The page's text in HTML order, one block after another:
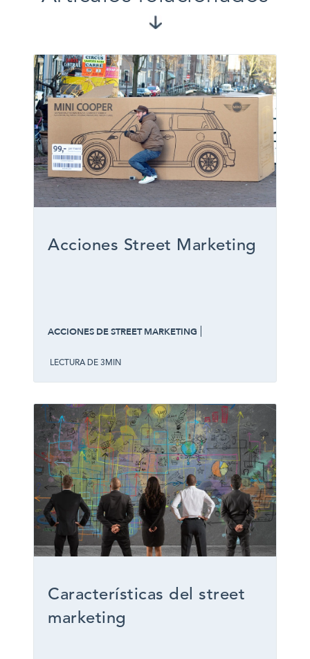
Acciones Street Marketing
ACCIONES DE STREET MARKETING
LECTURA DE 3MIN
Características del street
marketing